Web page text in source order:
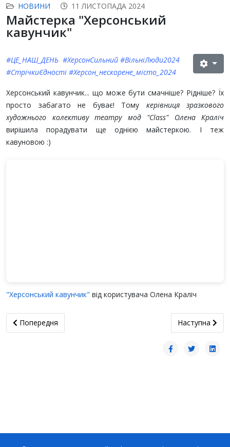
НОВИНИ 11 ЛИСТОПАДА 2024
Майстерка "Херсонський
кавунчик"
#ЦЕ_НАШ_ДЕНЬ #ХерсонСильний #ВільніЛюди2024
#СтрічкиЄдності #Херсон_нескорене_місто_2024
Херсонський кавунчик... що може бути смачніше? Рідніше? Їх
просто забагато не буває! Тому керівниця
зразкового
художнього колективу театру мод "Class" Олена Краліч
вирішила порадувати ще однією майстеркою. І теж
кавуновою :)
"Херсонський кавунчик" від користувача Олена Краліч
Попередня стаття: «Колись закінчиться страшний цей сон…»
Попередня наступна
Наступна